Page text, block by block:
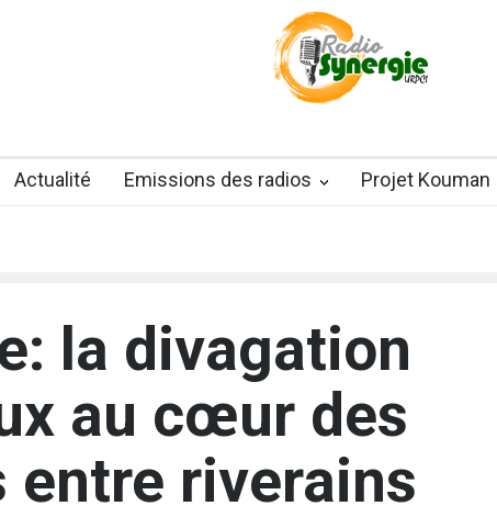
Actualité Emissions des radios Projet Kouman
la divagation
au cœur des
entre riverains